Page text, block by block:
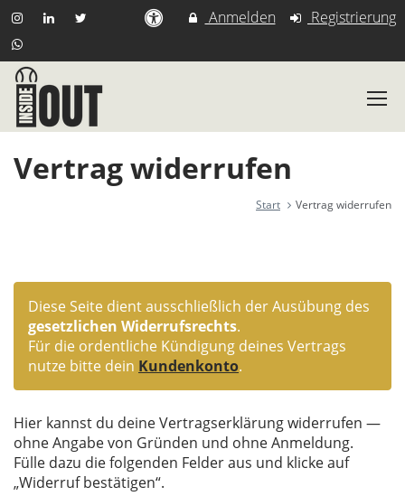
Anmelden Registrierung
Vertrag widerrufen
Start Vertrag widerrufen
Diese Seite dient ausschließlich der Ausübung des
gesetzlichen Widerrufsrechts.
Für die ordentliche Kündigung deines Vertrags
nutze bitte dein Kundenkonto.
Hier kannst du deine Vertragserklärung widerrufen —
ohne Angabe von Gründen und ohne Anmeldung.
Fülle dazu die folgenden Felder aus und klicke auf
„Widerruf bestätigen“.